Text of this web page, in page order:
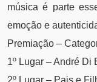
música é parte
emoção e
Premiação –
1º Lugar – André Di
2º Lugar – Pais e